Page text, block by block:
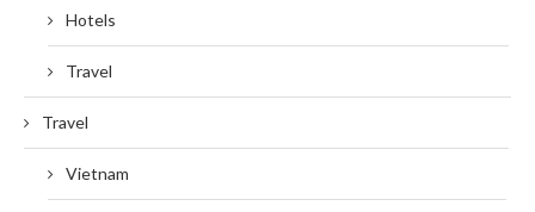
Hotels
Travel
Travel
Vietnam